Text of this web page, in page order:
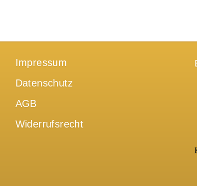
Impressum
Datenschutz
AGB
Widerrufsrecht